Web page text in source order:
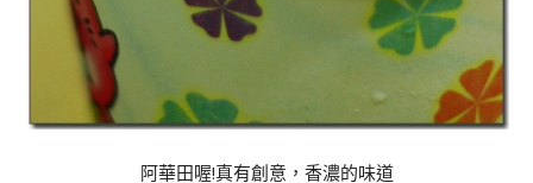
阿華田喔!真有創意，香濃的味道